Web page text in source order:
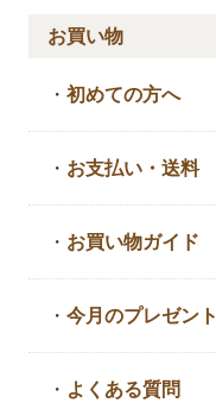
お買い物
・初めての方へ
・ お支払い・送料
・ お買い物ガイド
・今月のプレゼント
・ よくある質問